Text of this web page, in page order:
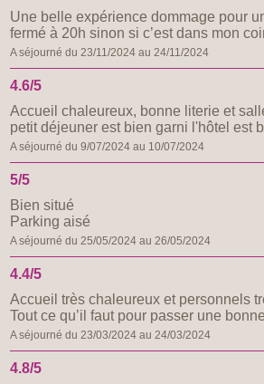
Une belle expérience dommage pour
fermé à 20h sinon si c’est dans mon
A séjourné du 23/11/2024 au 24/11/2024
4.6/5
Accueil chaleureux, bonne literie et
petit déjeuner est bien garni l'hôtel est
A séjourné du 9/07/2024 au 10/07/2024
5/5
Bien situé
Parking aisé
A séjourné du 25/05/2024 au 26/05/2024
4.4/5
Accueil très chaleureux et personnels
Tout ce qu’il faut pour passer une
A séjourné du 23/03/2024 au 24/03/2024
4.8/5